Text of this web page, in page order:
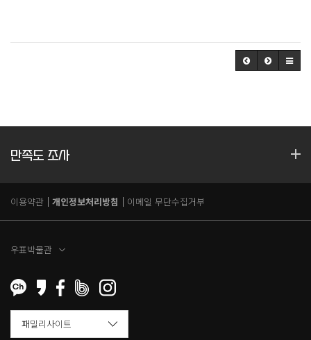
만족도 조사
이용약관 개인정보처리방침 이메일 무단수집거부
우표박물관